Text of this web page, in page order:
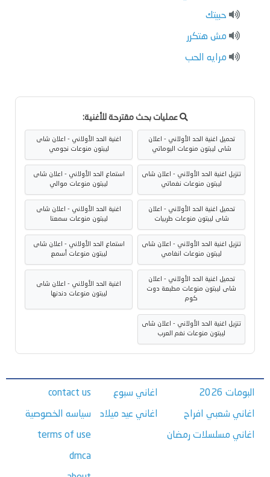
حبيتك
مش هتكرر
مرايه الحب
عمليات بحث مقترحة للأغنية:
تحميل اغنية الحد الأولاني - اعلان
شاى ليبتون منوعات البوماتي
اغنية الحد الأولاني - اعلان شاى
ليبتون منوعات نجومي
تنزيل اغنية الحد الأولاني - اعلان شاى
ليبتون منوعات نغماتي
استماع الحد الأولاني - اعلان شاى
ليبتون منوعات موالي
تحميل اغنية الحد الأولاني - اعلان
شاى ليبتون منوعات طربيات
اغنية الحد الأولاني - اعلان شاى
ليبتون منوعات سمعنا
تنزيل اغنية الحد الأولاني - اعلان شاى
ليبتون منوعات انغامي
استماع الحد الأولاني - اعلان شاى
ليبتون منوعات أسمع
تحميل اغنية الحد الأولاني - اعلان
شاى ليبتون منوعات مطبعة دوت
كوم
اغنية الحد الأولاني - اعلان شاى
ليبتون منوعات دندنها
تنزيل اغنية الحد الأولاني - اعلان شاى
ليبتون منوعات نغم العرب
البومات 2026
اغاني شعبي افراح
اغاني مسلسلات رمضان
اغاني سبوع
اغاني عيد ميلاد
contact us
سياسه الخصوصية
terms of use
dmca